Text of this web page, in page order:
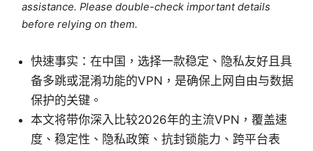
assistance. Please double-check important details
before relying on them.
快速事实：在中国，选择一款稳定、隐私友好且具
备多跳或混淆功能的VPN，是确保上网自由与数据
保护的关键。
本文将带你深入比较2026年的主流VPN，覆盖速
度、稳定性、隐私政策、抗封锁能力、跨平台表